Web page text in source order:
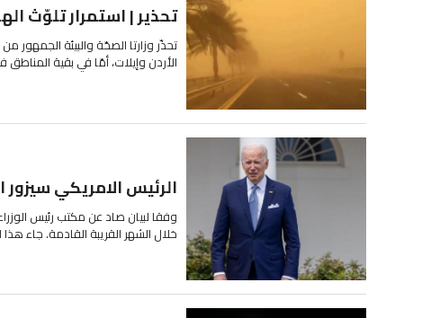
تحذير | استمرار تلوّث
تحذّر وزارتا الصحّة والبيئة
الأردن وإيلات، أمّا في بقية
الرئيس الامريكي سيزور
وفقا لبيان صاد عن مكتب رئيس
خلال الشهر القريبة القادمة. جاء